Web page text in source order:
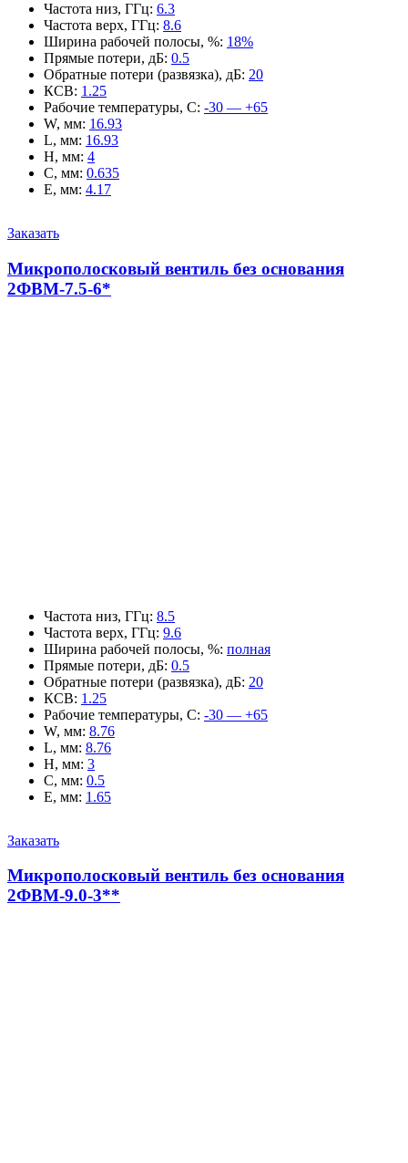
Частота низ, ГГц: 6.3
Частота верх, ГГц: 8.6
Ширина рабочей полосы, %: 18%
Прямые потери, дБ: 0.5
Обратные потери (развязка), дБ: 20
КСВ: 1.25
Рабочие температуры, С: -30 — +65
W, мм: 16.93
L, мм: 16.93
H, мм: 4
C, мм: 0.635
E, мм: 4.17
Заказать
Микрополосковый вентиль без основания
2ФВМ-7.5-6*
Частота низ, ГГц: 8.5
Частота верх, ГГц: 9.6
Ширина рабочей полосы, %: полная
Прямые потери, дБ: 0.5
Обратные потери (развязка), дБ: 20
КСВ: 1.25
Рабочие температуры, С: -30 — +65
W, мм: 8.76
L, мм: 8.76
H, мм: 3
C, мм: 0.5
E, мм: 1.65
Заказать
Микрополосковый вентиль без основания
2ФВМ-9.0-3**